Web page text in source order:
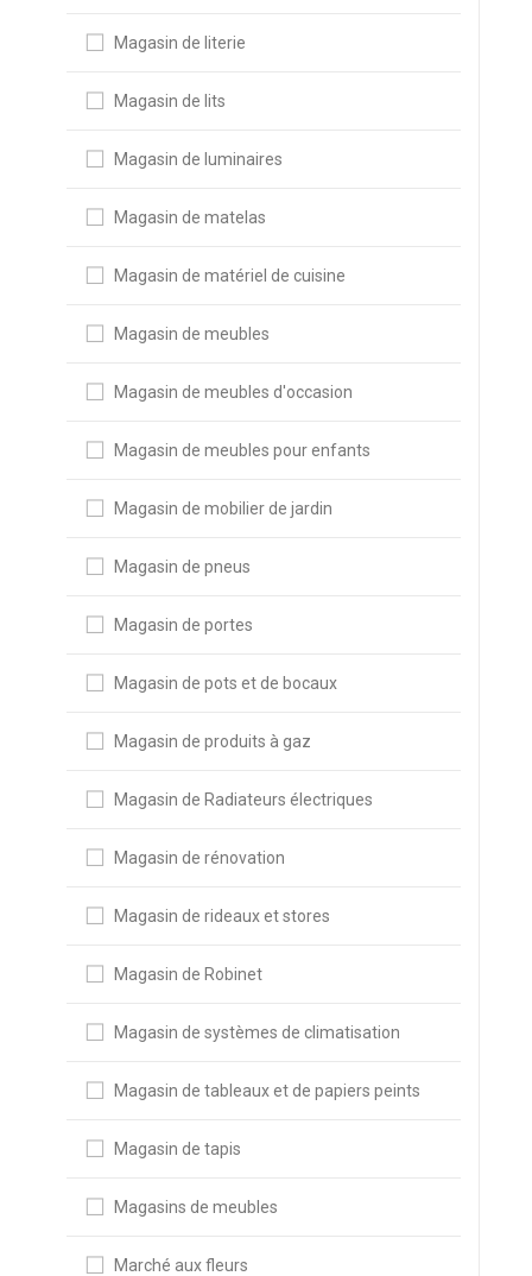
Magasin de literie
Magasin de lits
Magasin de luminaires
Magasin de matelas
Magasin de matériel de cuisine
Magasin de meubles
Magasin de meubles d'occasion
Magasin de meubles pour enfants
Magasin de mobilier de jardin
Magasin de pneus
Magasin de portes
Magasin de pots et de bocaux
Magasin de produits à gaz
Magasin de Radiateurs électriques
Magasin de rénovation
Magasin de rideaux et stores
Magasin de Robinet
Magasin de systèmes de climatisation
Magasin de tableaux et de papiers peints
Magasin de tapis
Magasins de meubles
Marché aux fleurs